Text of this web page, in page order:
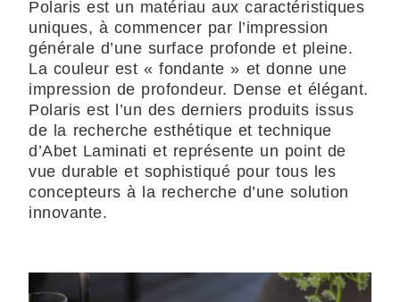
Polaris est un matériau aux caractéristiques
uniques, à commencer par l’impression
générale d’une surface profonde et pleine.
La couleur est « fondante » et donne une
impression de profondeur. Dense et élégant.
Polaris est l’un des derniers produits issus
de la recherche esthétique et technique
d’Abet Laminati et représente un point de
vue durable et sophistiqué pour tous les
concepteurs à la recherche d’une solution
innovante.